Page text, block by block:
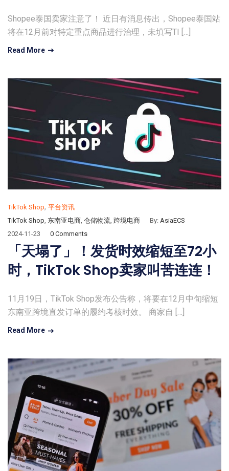
Shopee泰国卖家注意了！ 近日有消息传出，Shopee泰国站
将在12月前对特定重点商品进行治理，未填写TI […]
Read More
TikTok Shop, 平台资讯
TikTok Shop, 东南亚电商, 仓储物流, 跨境电商 By: AsiaECS
2024-11-23
0 Comments
「天塌了」！发货时效缩短至72小
时，TikTok Shop卖家叫苦连连！
11月19日，TikTok Shop发布公告称，将要在12月中旬缩短
东南亚跨境直发订单的履约考核时效。 商家自 […]
Read More